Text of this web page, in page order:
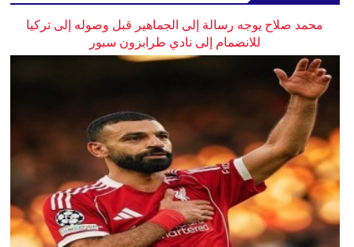
محمد صلاح يوجه رسالة إلى الجماهير قبل وصوله إلى تركيا
للانضمام إلى نادي طرابزون سبور